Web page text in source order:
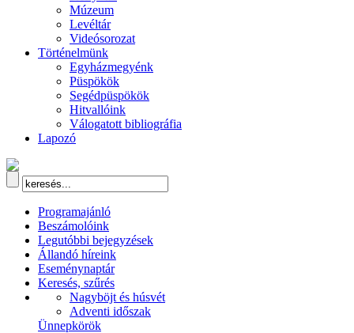
Múzeum
Levéltár
Videósorozat
Történelmünk
Egyházmegyénk
Püspökök
Segédpüspökök
Hitvallóink
Válogatott bibliográfia
Lapozó
Programajánló
Beszámolóink
Legutóbbi bejegyzések
Állandó híreink
Eseménynaptár
Keresés, szűrés
Nagyböjt és húsvét
Adventi időszak
Ünnepkörök